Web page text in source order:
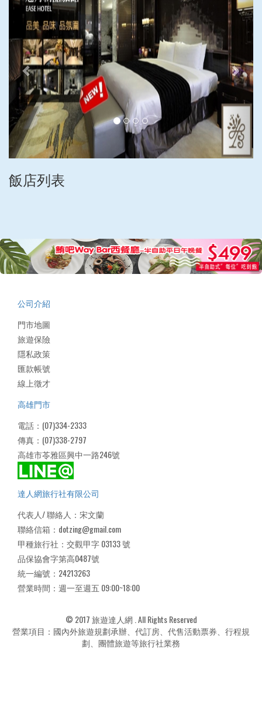
一
張
一
張
飯店列表
公司介紹
門市地圖
旅遊保險
隱私政策
匯款帳號
線上徵才
高雄門市
電話：(07)334-2333
傳真：(07)338-2797
高雄市苓雅區興中一路246號
達人網旅行社有限公司
代表人/ 聯絡人：宋文蘭
聯絡信箱：dotzing@gmail.com
甲種旅行社：交觀甲字 03133 號
品保協會字第高0487號
統一編號：24213263
營業時間：週一至週五 09:00~18:00
© 2017 旅遊達人網 . All Rights Reserved
營業項目：國內外旅遊規劃承辦、代訂房、代售活動票券、行程規
劃、團體旅遊等旅行社業務